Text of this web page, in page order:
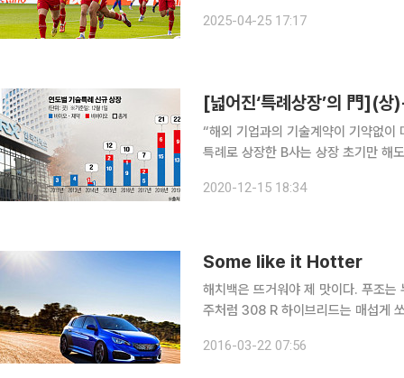
른 상황으로, 사실상 우승을 확정한 셈
2025-04-25 17:17
[넓어진‘특례상장’의 門](상
“해외 기업과의 기술계약이 기약없이
특례로 상장한 B사는 상장 초기만 해
줄과 같은 벤처캐피털업계에서 시드,
2020-12-15 18:34
Some like it Hotter
해치백은 뜨거워야 제 맛이다. 푸조
주처럼 308 R 하이브리드는 매섭게 쏘아붙였다. 핫해치가 매력적인 이유는
콤하기만 하다. 하지만 육중한 SUV
2016-03-22 07:56